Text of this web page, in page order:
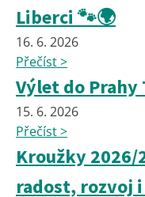
Liberci 🐾🌍
16. 6. 2026
Přečíst >
Výlet do Prahy
15. 6. 2026
Přečíst >
Kroužky
radost, rozvoj